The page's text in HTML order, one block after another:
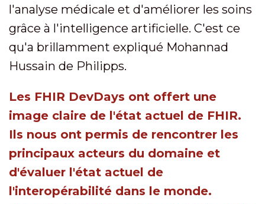
l'analyse médicale et d'améliorer les soins
grâce à l'intelligence artificielle. C'est ce
qu'a brillamment expliqué Mohannad
Hussain de Philipps.
Les FHIR DevDays ont offert une
image claire de l'état actuel de FHIR.
Ils nous ont permis de rencontrer les
principaux acteurs du domaine et
d'évaluer l'état actuel de
l'interopérabilité dans le monde.